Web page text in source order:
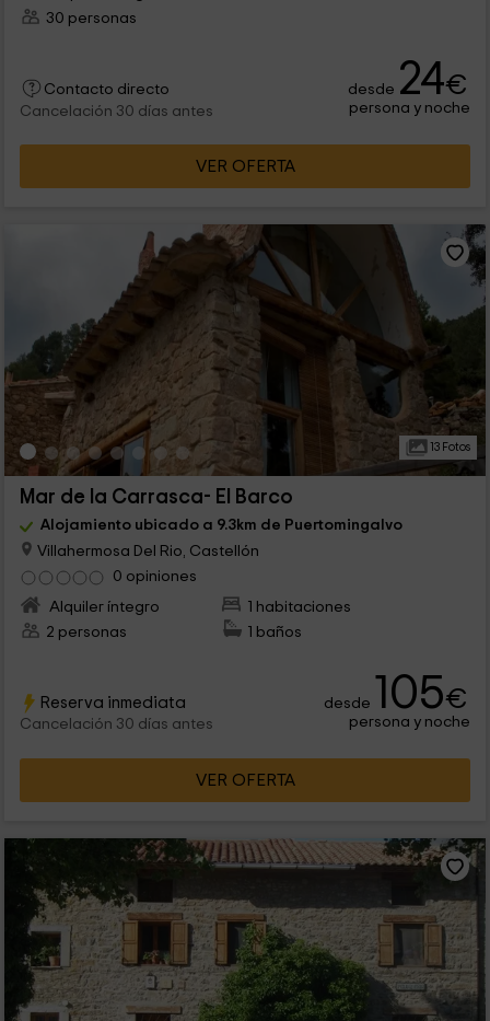
30 personas
Contacto directo
Cancelación 30 días antes
desde 24€
persona y noche
VER OFERTA
13 Fotos
Mar de la Carrasca- El Barco
Alojamiento ubicado a 9.3km de Puertomingalvo
Villahermosa Del Rio, Castellón
0 opiniones
Alquiler íntegro
1 habitaciones
2 personas
1 baños
Reserva inmediata
Cancelación 30 días antes
desde 105€
persona y noche
VER OFERTA